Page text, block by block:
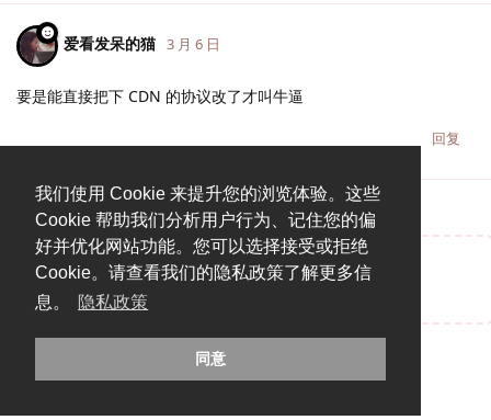
我们使用 Cookie 来提升您的浏览体验。这些
Cookie 帮助我们分析用户行为、记住您的偏
好并优化网站功能。您可以选择接受或拒绝
Cookie。请查看我们的隐私政策了解更多信
息。
隐私政策
同意
爱看发呆的猫 3 月 6 日
要是能直接把下 CDN 的协议改了才叫牛逼
回复
说点什么吧...